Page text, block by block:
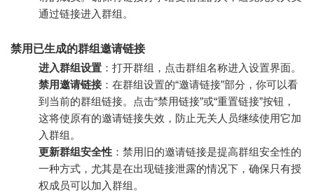
通过链接进入群组。
禁用已生成的群组邀请链接
进入群组设置 ：打开群组，点击群组名称进入设置界面。
禁用邀请链接 ：在群组设置的“邀请链接”部分，你可以看
到当前的群组链接。点击“禁用链接”或“重置链接”按钮，
这将使原有的邀请链接失效，防止无关人员继续使用它加
入群组。
更新群组安全性 ：禁用旧的邀请链接是提高群组安全性的
一种方式，尤其是在出现链接泄露的情况下，确保只有授
权成员可以加入群组。